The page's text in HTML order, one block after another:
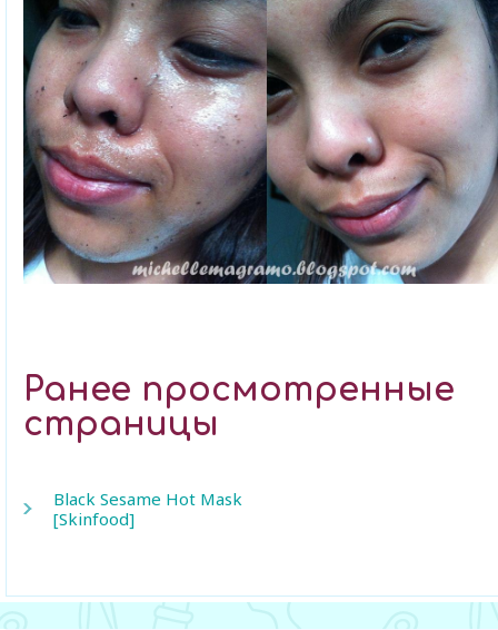
Ранее просмотренные
страницы
Black Sesame Hot Mask
[Skinfood]